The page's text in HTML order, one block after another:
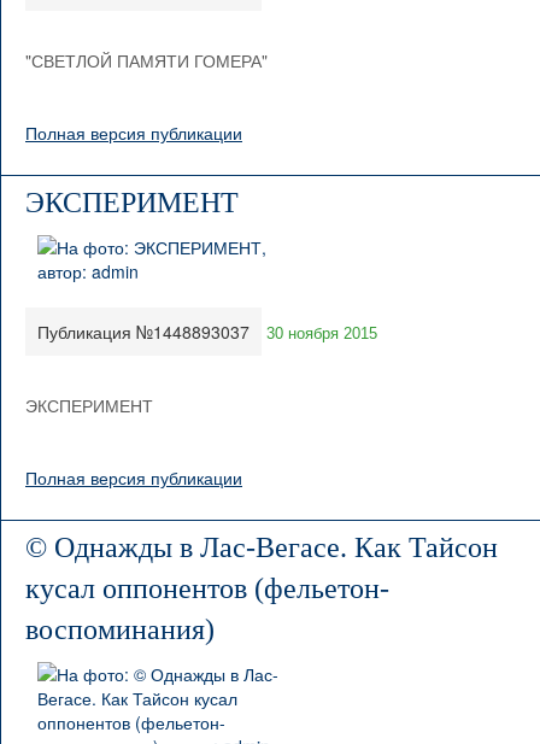
"СВЕТЛОЙ ПАМЯТИ ГОМЕРА"
Полная версия публикации
ЭКСПЕРИМЕНТ
Публикация №1448893037 30 ноября 2015
ЭКСПЕРИМЕНТ
Полная версия публикации
© Однажды в Лас-Вегасе. Как Тайсон
кусал оппонентов (фельетон-
воспоминания)